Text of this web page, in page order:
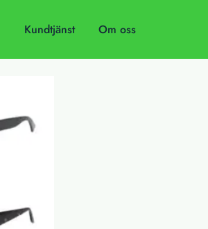
Kundtjänst Om oss